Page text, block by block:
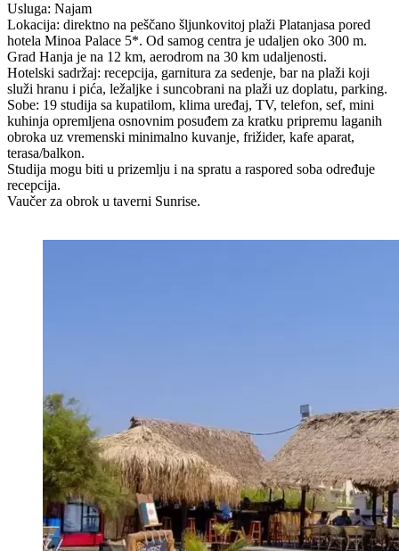
Usluga: Najam
Lokacija: direktno na peščano šljunkovitoj plaži Platanjasa pored
hotela Minoa Palace 5*. Od samog centra je udaljen oko 300 m.
Grad Hanja je na 12 km, aerodrom na 30 km udaljenosti.
Hotelski sadržaj: recepcija, garnitura za sedenje, bar na plaži koji
služi hranu i pića, ležaljke i suncobrani na plaži uz doplatu, parking.
Sobe: 19 studija sa kupatilom, klima uređaj, TV, telefon, sef, mini
kuhinja opremljena osnovnim posuđem za kratku pripremu laganih
obroka uz vremenski minimalno kuvanje, frižider, kafe aparat,
terasa/balkon.
Studija mogu biti u prizemlju i na spratu a raspored soba određuje
recepcija.
Vaučer za obrok u taverni Sunrise.